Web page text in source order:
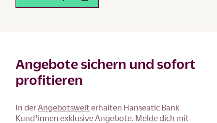
Angebote sichern und sofort
profitieren
In derAngebotswelt erhalten Hanseatic Bank
Kund*innen exklusive Angebote. Melde dich mit